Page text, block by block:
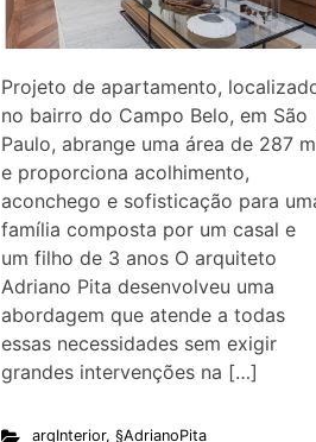
Projeto de apartamento,
no bairro do Campo Belo, em São
Paulo, abrange uma área de 287
e proporciona acolhimento,
aconchego e sofisticação para
família composta por um casal e
um filho de 3 anos O arquiteto
Adriano Pita desenvolveu uma
abordagem que atende a todas
essas necessidades sem exigir
grandes intervenções na […]
arqInterior, §AdrianoPita